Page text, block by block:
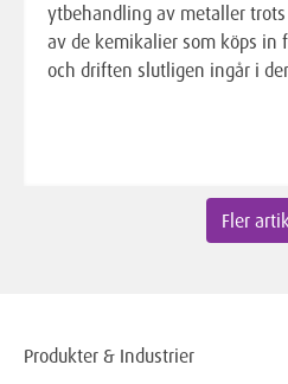
ytbehandling av metaller
av de kemikalier som köps in
och driften slutligen ingår i
Fler
Produkter & Industrier